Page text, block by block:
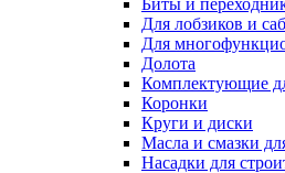
Для лобзиков и
Для
Долота
Комплектующие
Коронки
Круги и диски
Масла и смазки
Насадки для